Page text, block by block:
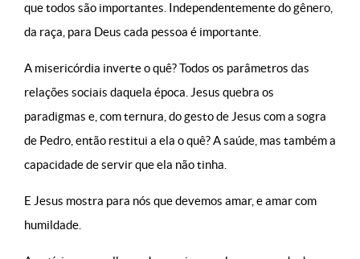
que todos são importantes. Independentemente do gênero,
da raça, para Deus cada pessoa é importante.
A misericórdia inverte o quê? Todos os parâmetros das
relações sociais daquela época. Jesus quebra os
paradigmas e, com ternura, do gesto de Jesus com a sogra
de Pedro, então restitui a ela o quê? A saúde, mas também a
capacidade de servir que ela não tinha.
E Jesus mostra para nós que devemos amar, e amar com
humildade.